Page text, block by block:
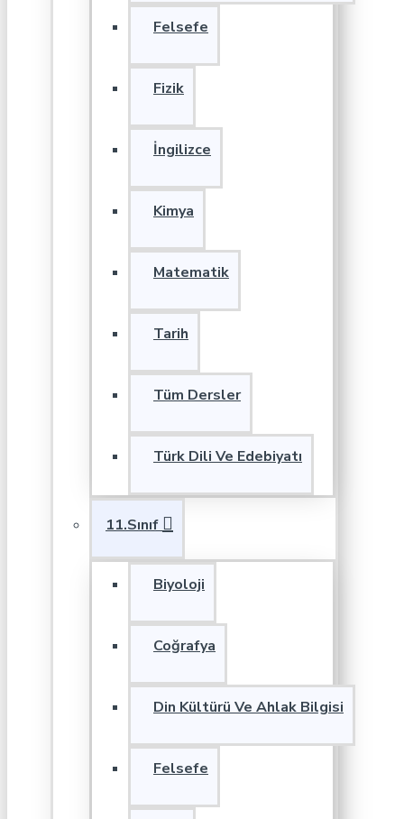
Felsefe
Fizik
İngilizce
Kimya
Matematik
Tarih
Tüm Dersler
Türk Dili Ve Edebiyatı
11.Sınıf
Biyoloji
Coğrafya
Din Kültürü Ve Ahlak Bilgisi
Felsefe